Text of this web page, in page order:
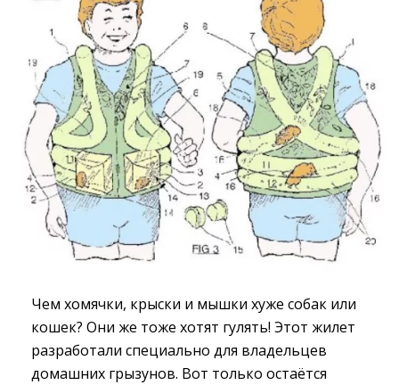
Чем хомячки, крыски и мышки хуже собак или
кошек? Они же тоже хотят гулять! Этот жилет
разработали специально для владельцев
домашних грызунов. Вот только остаётся